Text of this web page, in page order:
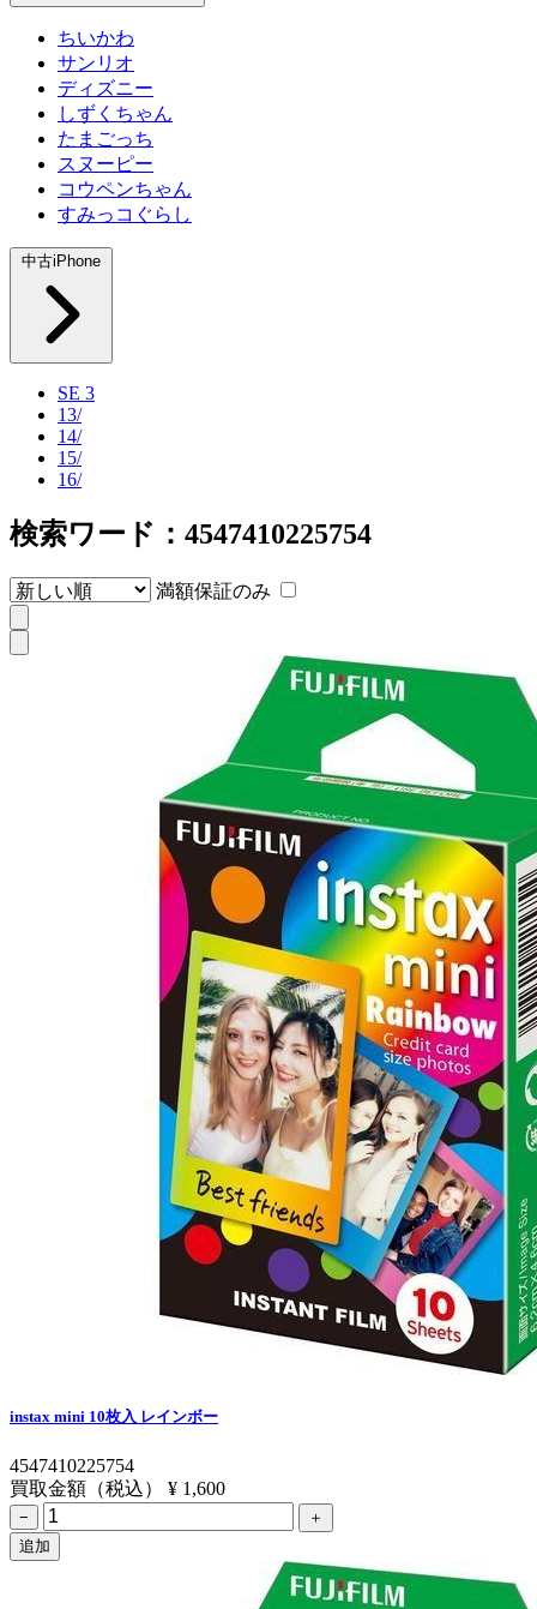
ちいかわ
サンリオ
ディズニー
しずくちゃん
たまごっち
スヌーピー
コウペンちゃん
すみっコぐらし
中古iPhone
SE 3
13/
14/
15/
16/
検索ワード：4547410225754
満額保証のみ
instax mini 10枚入 レインボー
4547410225754
買取金額（税込）
¥ 1,600
−
＋
追加